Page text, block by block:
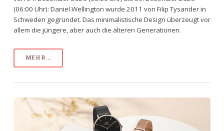
(06:00 Uhr): Daniel Wellington wurde 2011 von Filip Tysander in
Schweden gegründet. Das minimalistische Design überzeugt vor
allem die jüngere, aber auch die älteren Generationen.
MEHR...